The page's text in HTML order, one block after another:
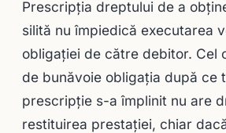
Prescripţia dreptului de a
silită nu împiedică executarea
obligaţiei de către debitor. Cel
de bunăvoie obligaţia după ce
prescripţie s-a împlinit nu are
restituirea prestaţiei, chiar